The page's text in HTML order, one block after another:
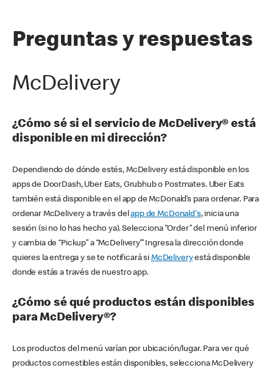
Preguntas y respuestas
McDelivery
¿Cómo sé si el servicio de McDelivery® está
disponible en mi dirección?
Dependiendo de dónde estés, McDelivery está disponible en los
apps de DoorDash, Uber Eats, Grubhub o Postmates. Uber Eats
también está disponible en el app de McDonald’s para ordenar. Para
ordenar McDelivery a través delapp de McDonald's, inicia una
sesión (si no lo has hecho ya). Selecciona “Order” del menú inferior
y cambia de “Pickup” a “McDelivery’” Ingresa la dirección donde
quieres la entrega y se te notificará si McDeliveryestá disponible
donde estás a través de nuestro app.
¿Cómo sé qué productos están disponibles
para McDelivery®?
Los productos del menú varían por ubicación/lugar. Para ver qué
productos comestibles están disponibles, selecciona McDelivery